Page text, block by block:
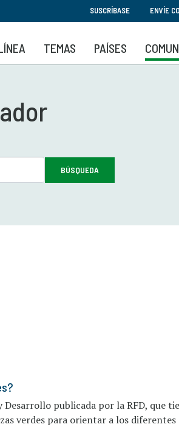
SUSCRÍBASE ENVÍE
TEMAS PAÍSES
BÚSQUEDA
Desarrollo publicada por la RFD, que
verdes para orientar a los